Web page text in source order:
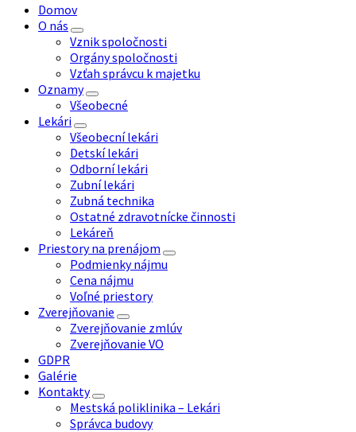
Domov
O nás
Vznik spoločnosti
Orgány spoločnosti
Vzťah správcu k majetku
Oznamy
Všeobecné
Lekári
Všeobecní lekári
Detskí lekári
Odborní lekári
Zubní lekári
Zubná technika
Ostatné zdravotnícke činnosti
Lekáreň
Priestory na prenájom
Podmienky nájmu
Cena nájmu
Voľné priestory
Zverejňovanie
Zverejňovanie zmlúv
Zverejňovanie VO
GDPR
Galérie
Kontakty
Mestská poliklinika – Lekári
Správca budovy